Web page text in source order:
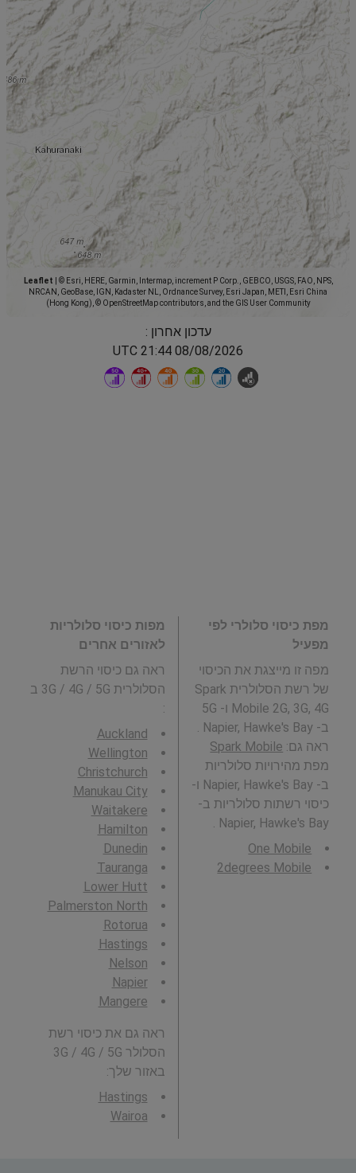
Leaflet
© Esri, HERE, Garmin, Intermap, increment P Corp., GEBCO, USGS, FAO, NPS,
NRCAN, GeoBase, IGN, Kadaster NL, Ordnance Survey, Esri Japan, METI, Esri China
(Hong Kong), © OpenStreetMap contributors, and the GIS User Community
עדכון אחרון :
08/08/2026 21:44 UTC
מפת כיסוי סלולרי לפי
מפעיל
מפה זו מייצגת את הכיסוי
של רשת הסלולרית Spark
Mobile 2G, 3G, 4G ו- 5G
ראה גם: Spark Mobile
מפת מהירויות סלולריות
ב- Napier, Hawke's Bay ו-
כיסוי רשתות סלולריות ב-
Napier, Hawke's Bay .
One Mobile
2degrees Mobile
מפות כיסוי סלולריות
לאזורים אחרים
ראה גם כיסוי הרשת
הסלולרית 3G / 4G / 5G ב
:
Auckland
Wellington
Christchurch
Manukau City
Waitakere
Hamilton
Dunedin
Tauranga
Lower Hutt
Palmerston North
Rotorua
Hastings
Nelson
Napier
Mangere
ראה גם את כיסוי רשת
הסלולר 3G / 4G / 5G
באזור שלך:
Hastings
Wairoa